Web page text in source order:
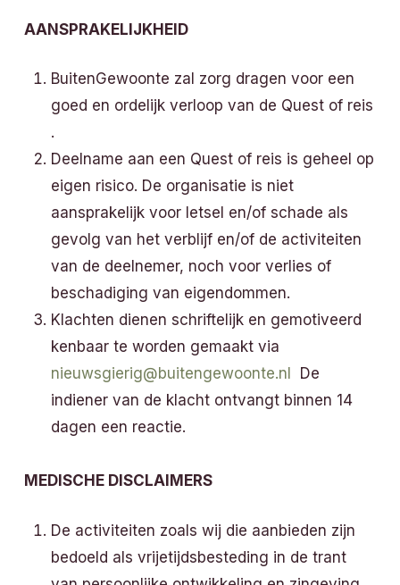
AANSPRAKELIJKHEID
BuitenGewoonte zal zorg dragen voor een
goed en ordelijk verloop van de Quest of reis
.
Deelname aan een Quest of reis is geheel op
eigen risico. De organisatie is niet
aansprakelijk voor letsel en/of schade als
gevolg van het verblijf en/of de activiteiten
van de deelnemer, noch voor verlies of
beschadiging van eigendommen.
Klachten dienen schriftelijk en gemotiveerd
kenbaar te worden gemaakt via
nieuwsgierig@buitengewoonte.nl
De
indiener van de klacht ontvangt binnen 14
dagen een reactie.
MEDISCHE DISCLAIMERS
De activiteiten zoals wij die aanbieden zijn
bedoeld als vrijetijdsbesteding in de trant